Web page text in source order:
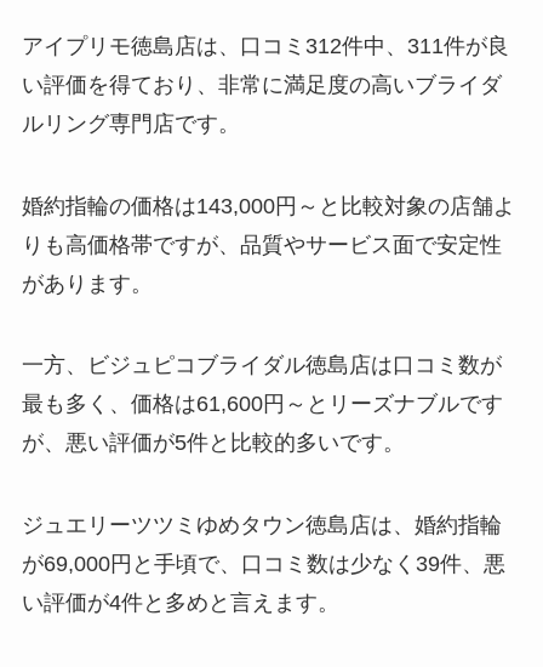
アイプリモ徳島店は、口コミ312件中、311件が良
い評価を得ており、非常に満足度の高いブライダ
ルリング専門店です。
婚約指輪の価格は143,000円～と比較対象の店舗よ
りも高価格帯ですが、品質やサービス面で安定性
があります。
一方、ビジュピコブライダル徳島店は口コミ数が
最も多く、価格は61,600円～とリーズナブルです
が、悪い評価が5件と比較的多いです。
ジュエリーツツミゆめタウン徳島店は、婚約指輪
が69,000円と手頃で、口コミ数は少なく39件、悪
い評価が4件と多めと言えます。